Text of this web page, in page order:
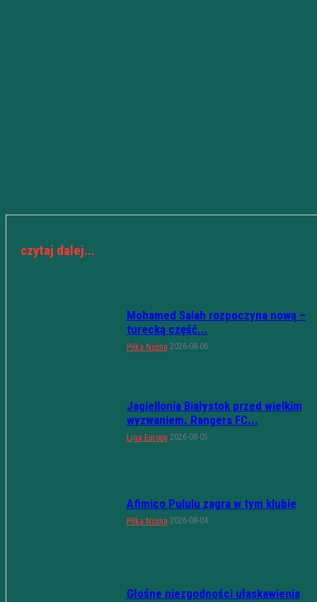
czytaj dalej...
Mohamed Salah rozpoczyna nową –
turecką część...
Piłka Nożna 2026-08-06
Jagiellonia Białystok przed wielkim
wyzwaniem. Rangers FC...
Liga Europy 2026-08-05
Afimico Pululu zagra w tym klubie
Piłka Nożna 2026-08-04
Głośne niezgodności ułaskawienia